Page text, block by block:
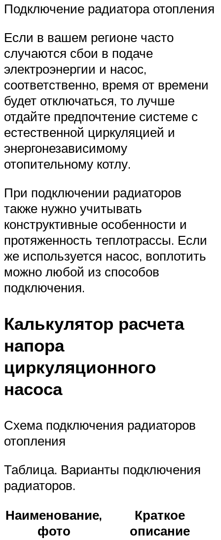
Подключение радиатора отопления
Если в вашем регионе часто
случаются сбои в подаче
электроэнергии и насос,
соответственно, время от времени
будет отключаться, то лучше
отдайте предпочтение системе с
естественной циркуляцией и
энергонезависимому
отопительному котлу.
При подключении радиаторов
также нужно учитывать
конструктивные особенности и
протяженность теплотрассы. Если
же используется насос, воплотить
можно любой из способов
подключения.
Калькулятор расчета
напора
циркуляционного
насоса
Схема подключения радиаторов
отопления
Таблица. Варианты подключения
радиаторов.
Наименование,
фото
Краткое
описание